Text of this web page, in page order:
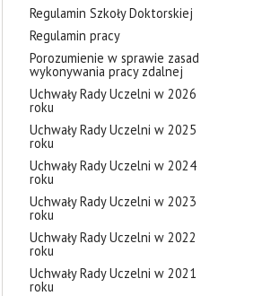
Regulamin Szkoły Doktorskiej
Regulamin pracy
Porozumienie w sprawie zasad
wykonywania pracy zdalnej
Uchwały Rady Uczelni w 2026
roku
Uchwały Rady Uczelni w 2025
roku
Uchwały Rady Uczelni w 2024
roku
Uchwały Rady Uczelni w 2023
roku
Uchwały Rady Uczelni w 2022
roku
Uchwały Rady Uczelni w 2021
roku